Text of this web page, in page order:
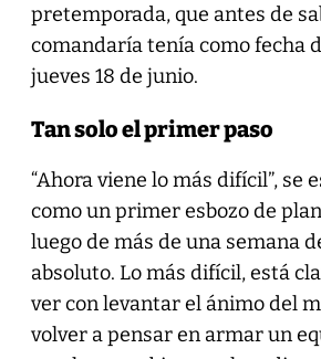
pretemporada, que antes de
comandaría tenía como fecha
jueves 18 de junio.
Tan solo el primer paso
“Ahora viene lo más difícil”, se
como un primer esbozo de
luego de más de una semana
absoluto. Lo más difícil, está
ver con levantar el ánimo del
volver a pensar en armar un